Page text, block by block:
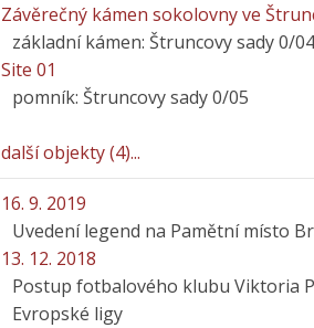
Závěrečný kámen sokolovny ve
základní kámen: Štruncovy sady 0/
Site 01
pomník: Štruncovy sady 0/05
další objekty (4)...
16. 9. 2019
Uvedení legend na Pamětní místo
13. 12. 2018
Postup fotbalového klubu Viktoria
Evropské ligy